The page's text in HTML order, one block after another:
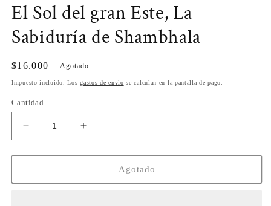
1
en
ventana
modal
El Sol del gran Este, La
Sabiduría de Shambhala
Precio
habitual
$16.000 Agotado
Impuesto incluido. Losgastos de envío se calculan en la pantalla de pago.
Cantidad
Reducir
cantidad
para
Sol
Aumentar
cantidad
para
Sol
Agotado